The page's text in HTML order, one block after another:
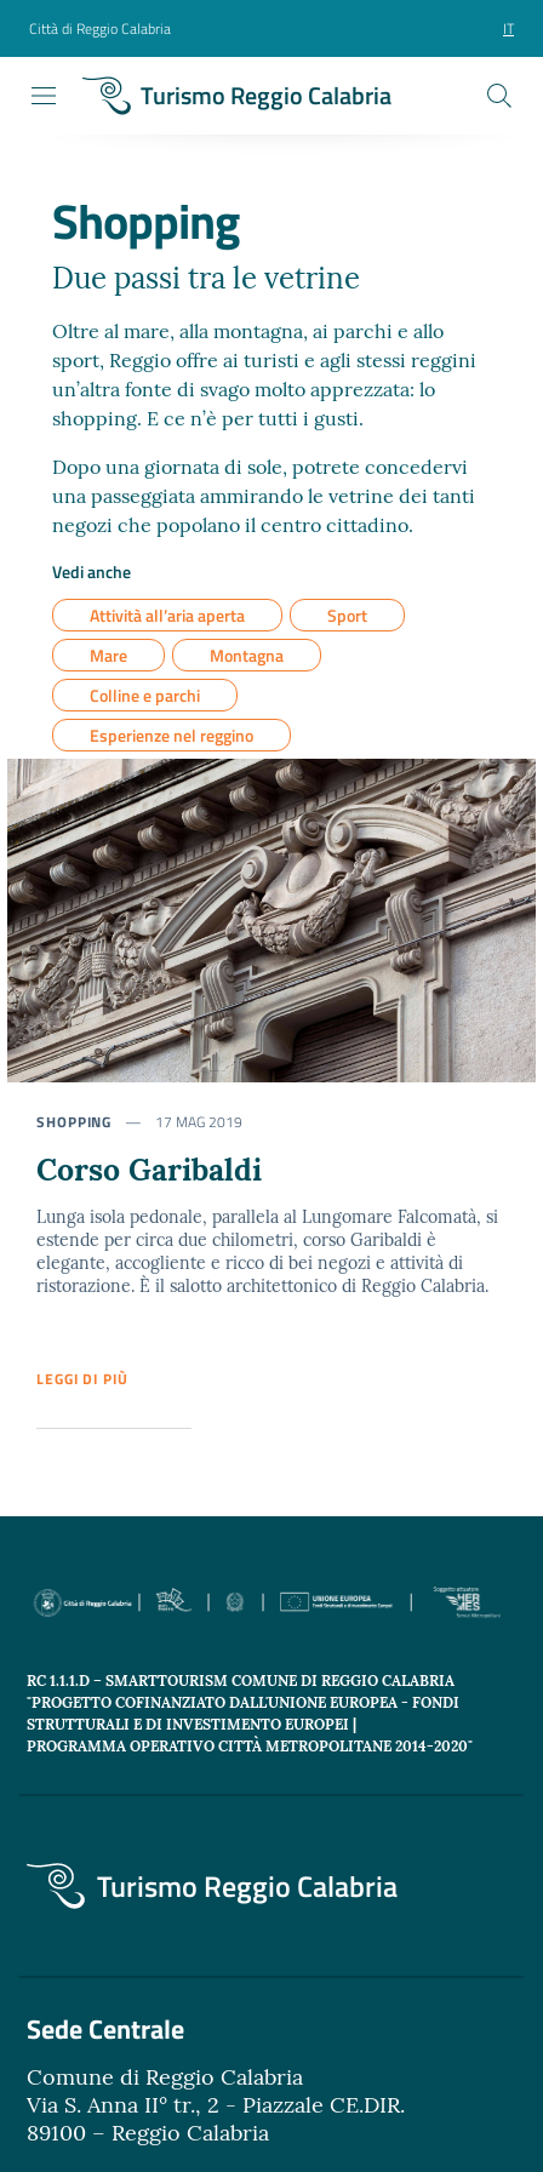
Città di Reggio Calabria IT
Turismo Reggio Calabria
Shopping
Due passi tra le vetrine
Oltre al mare, alla montagna, ai parchi e allo
sport, Reggio offre ai turisti e agli stessi reggini
un’altra fonte di svago molto apprezzata: lo
shopping. E ce n’è per tutti i gusti.
Dopo una giornata di sole, potrete concedervi
una passeggiata ammirando le vetrine dei tanti
negozi che popolano il centro cittadino.
Vedi anche
Attività all’aria aperta
Sport
Mare
Montagna
Colline e parchi
Esperienze nel reggino
SHOPPING 17 MAG 2019
Corso Garibaldi
Lunga isola pedonale, parallela al Lungomare Falcomatà, si
estende per circa due chilometri, corso Garibaldi è
elegante, accogliente e ricco di bei negozi e attività di
ristorazione. È il salotto architettonico di Reggio Calabria.
LEGGI DI PIÙ
RC 1.1.1.D – SMARTTOURISM COMUNE DI REGGIO CALABRIA
"PROGETTO COFINANZIATO DALL'UNIONE EUROPEA - FONDI
STRUTTURALI E DI INVESTIMENTO EUROPEI |
PROGRAMMA OPERATIVO CITTÀ METROPOLITANE 2014-2020"
Turismo Reggio Calabria
Sede Centrale
Comune di Reggio Calabria
Via S. Anna II° tr., 2 - Piazzale CE.DIR.
89100 – Reggio Calabria